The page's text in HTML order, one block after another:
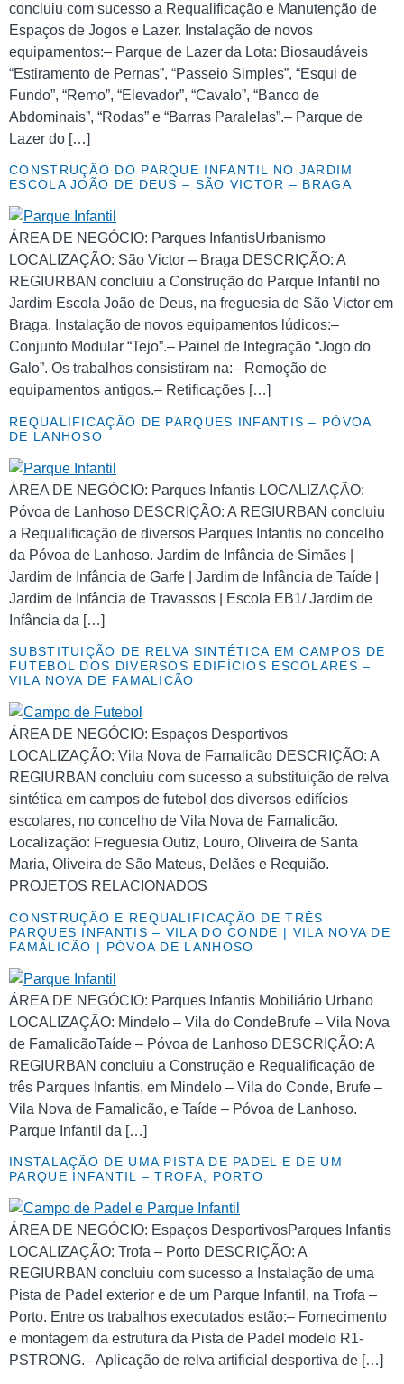
concluiu com sucesso a Requalificação e Manutenção de
Espaços de Jogos e Lazer. Instalação de novos
equipamentos:– Parque de Lazer da Lota: Biosaudáveis
“Estiramento de Pernas”, “Passeio Simples”, “Esqui de
Fundo”, “Remo”, “Elevador”, “Cavalo”, “Banco de
Abdominais”, “Rodas” e “Barras Paralelas”.– Parque de
Lazer do […]
CONSTRUÇÃO DO PARQUE INFANTIL NO JARDIM
ESCOLA JOÃO DE DEUS – SÃO VICTOR – BRAGA
ÁREA DE NEGÓCIO: Parques InfantisUrbanismo
LOCALIZAÇÃO: São Victor – Braga DESCRIÇÃO: A
REGIURBAN concluiu a Construção do Parque Infantil no
Jardim Escola João de Deus, na freguesia de São Victor em
Braga. Instalação de novos equipamentos lúdicos:–
Conjunto Modular “Tejo”.– Painel de Integração “Jogo do
Galo”. Os trabalhos consistiram na:– Remoção de
equipamentos antigos.– Retificações […]
REQUALIFICAÇÃO DE PARQUES INFANTIS – PÓVOA
DE LANHOSO
ÁREA DE NEGÓCIO: Parques Infantis LOCALIZAÇÃO:
Póvoa de Lanhoso DESCRIÇÃO: A REGIURBAN concluiu
a Requalificação de diversos Parques Infantis no concelho
da Póvoa de Lanhoso. Jardim de Infância de Simães |
Jardim de Infância de Garfe | Jardim de Infância de Taíde |
Jardim de Infância de Travassos | Escola EB1/ Jardim de
Infância da […]
SUBSTITUIÇÃO DE RELVA SINTÉTICA EM CAMPOS DE
FUTEBOL DOS DIVERSOS EDIFÍCIOS ESCOLARES –
VILA NOVA DE FAMALICÃO
ÁREA DE NEGÓCIO: Espaços Desportivos
LOCALIZAÇÃO: Vila Nova de Famalicão DESCRIÇÃO: A
REGIURBAN concluiu com sucesso a substituição de relva
sintética em campos de futebol dos diversos edifícios
escolares, no concelho de Vila Nova de Famalicão.
Localização: Freguesia Outiz, Louro, Oliveira de Santa
Maria, Oliveira de São Mateus, Delães e Requião.
PROJETOS RELACIONADOS
CONSTRUÇÃO E REQUALIFICAÇÃO DE TRÊS
PARQUES INFANTIS – VILA DO CONDE | VILA NOVA DE
FAMALICÃO | PÓVOA DE LANHOSO
ÁREA DE NEGÓCIO: Parques Infantis Mobiliário Urbano
LOCALIZAÇÃO: Mindelo – Vila do CondeBrufe – Vila Nova
de FamalicãoTaíde – Póvoa de Lanhoso DESCRIÇÃO: A
REGIURBAN concluiu a Construção e Requalificação de
três Parques Infantis, em Mindelo – Vila do Conde, Brufe –
Vila Nova de Famalicão, e Taíde – Póvoa de Lanhoso.
Parque Infantil da […]
INSTALAÇÃO DE UMA PISTA DE PADEL E DE UM
PARQUE INFANTIL – TROFA, PORTO
ÁREA DE NEGÓCIO: Espaços DesportivosParques Infantis
LOCALIZAÇÃO: Trofa – Porto DESCRIÇÃO: A
REGIURBAN concluiu com sucesso a Instalação de uma
Pista de Padel exterior e de um Parque Infantil, na Trofa –
Porto. Entre os trabalhos executados estão:– Fornecimento
e montagem da estrutura da Pista de Padel modelo R1-
PSTRONG.– Aplicação de relva artificial desportiva de […]